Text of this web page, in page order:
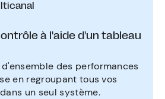
à l'aide d'un tableau
des performances
en regroupant tous vos
un seul système.